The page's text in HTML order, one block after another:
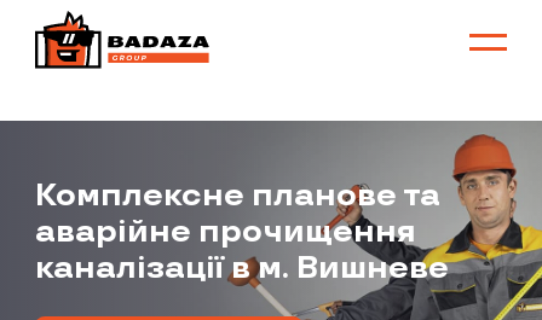
Комплексне планове та
аварійне прочищення
каналізації в м. Вишневе